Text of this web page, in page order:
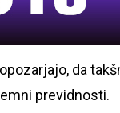
da
previdnosti.